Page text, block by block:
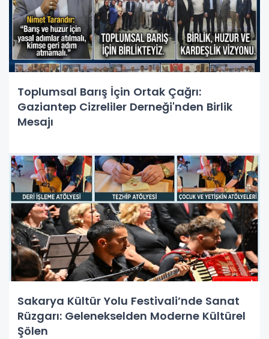
Toplumsal Barış İçin Ortak Çağrı:
Gaziantep Cizreliler Derneği'nden Birlik
Mesajı
Sakarya Kültür Yolu Festivali’nde Sanat
Rüzgarı: Gelenekselden Moderne Kültürel
Şölen